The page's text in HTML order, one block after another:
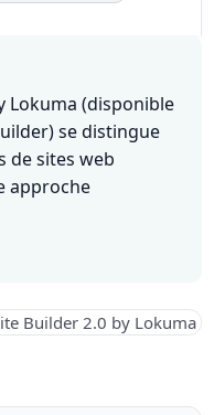
Lokuma (disponible
se distingue
de sites web
approche